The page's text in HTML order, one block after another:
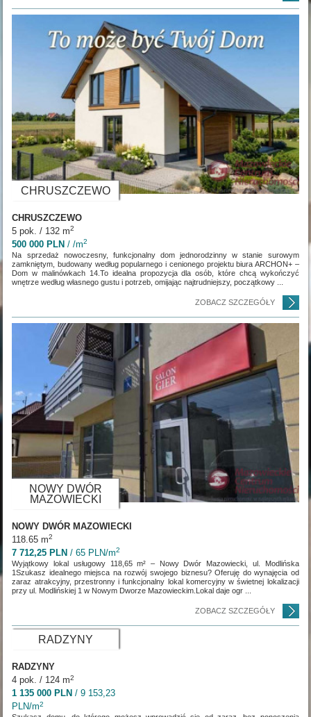
CHRUSZCZEWO
CHRUSZCZEWO
5 pok. / 132 m2
500 000 PLN / /m2
Na sprzedaż nowoczesny, funkcjonalny dom jednorodzinny w stanie surowym
zamkniętym, budowany według popularnego i cenionego projektu biura ARCHON+ –
Dom w malinówkach 14.To idealna propozycja dla osób, które chcą wykończyć
wnętrze według własnego gustu i potrzeb, omijając najtrudniejszy, początkowy ...
ZOBACZ SZCZEGÓŁY
NOWY DWÓR
MAZOWIECKI
NOWY DWÓR MAZOWIECKI
118.65 m2
7 712,25 PLN / 65 PLN/m2
Wyjątkowy lokal usługowy 118,65 m² – Nowy Dwór Mazowiecki, ul. Modlińska
1Szukasz idealnego miejsca na rozwój swojego biznesu? Oferuję do wynajęcia od
zaraz atrakcyjny, przestronny i funkcjonalny lokal komercyjny w świetnej lokalizacji
przy ul. Modlińskiej 1 w Nowym Dworze Mazowieckim.Lokal daje ogr ...
ZOBACZ SZCZEGÓŁY
RADZYNY
RADZYNY
4 pok. / 124 m2
1 135 000 PLN / 9 153,23
PLN/m2